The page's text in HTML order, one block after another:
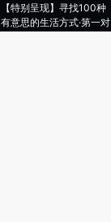
【特别呈现】寻找100种
有意思的生活方式·第一对